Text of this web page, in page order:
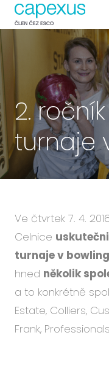
2. ročník
turnaje
Ve čtvrtek 7. 4.
Celnice
turnaje v
hned několik
a to konkrétně
Estate, Colliers,
Frank,